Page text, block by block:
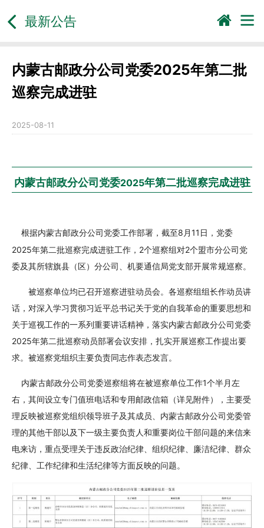
最新公告
内蒙古邮政分公司党委2025年第二批
巡察完成进驻
2025-08-11
内蒙古邮政分公司党委2025年第二批巡察完成进驻
根据内蒙古邮政分公司党委工作部署，截至 8 月11 日， 党委
2025年第二批巡察完成进驻工作 ， 2个巡察组对2个盟市分公司党
委及其所辖旗县（区）分公司、机要通信局党支部开展常规巡察。
被巡察单位均已召开巡察进驻动员会。各巡察组组长作动员讲
话，对深入学习贯彻习近平总书记关于党的自我革命的重要思想和
关于巡视工作的一系列重要讲话精神，落实内蒙古邮政分公司党委
2025年第二批巡察动员部署会议安排，扎实开展巡察工作提出要
求。被巡察党组织主要负责同志作表态发言。
内蒙古邮政分公司党委巡察组将在被巡察单位工作1个半月 左
右，其间设立专门值班电话和专用邮政信箱（详见附件），主要受
理反映被巡察党组织领导班子及其成员、 内蒙古邮政分公司 党委管
理的其他干部以及下一级主要负责人和重要岗位干部问题的来信来
电来访 ，重点受理关于违反政治纪律、组织纪律、廉洁纪律、群众
纪律、工作纪律和生活纪律等方面反映的问题。